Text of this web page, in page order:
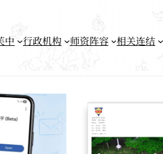
中 行政机构 师资阵容 相关连结